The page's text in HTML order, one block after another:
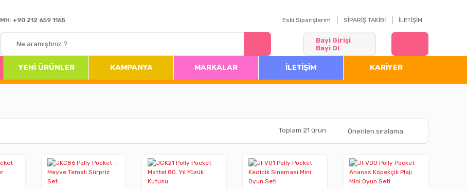
MH: +90 212 659 1165 Eski Siparişlerim SİPARİŞ TAKİBİ İLETİŞİM
Bayi Girişi
Bayi Ol
YENİ ÜRÜNLER KAMPANYA MARKALAR İLETİŞİM KARİYER
Toplam 21 ürün